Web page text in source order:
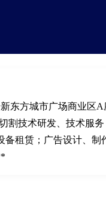
东方城市广场商业区A
割技术研发、技术服
备租赁；广告设计、制